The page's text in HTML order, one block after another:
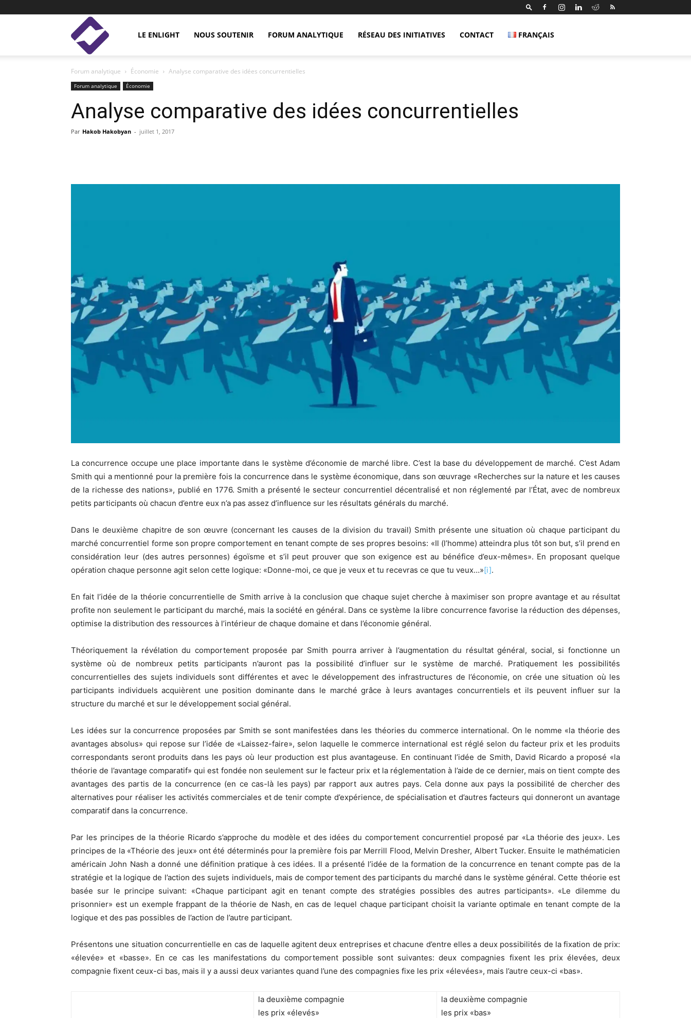
Enlight
Studies
LE ENLIGHT NOUS SOUTENIR FORUM ANALYTIQUE RÉSEAU DES INITIATIVES CONTACT FRANÇAIS
Forum analytique Économie Analyse comparative des idées concurrentielles
Forum analytique Économie
Analyse comparative des idées concurrentielles
Par Hakob Hakobyan - juillet 1, 2017
La concurrence occupe une place importante dans le système d’économie de marché libre. C’est la base du développement de marché. C’est Adam
Smith qui a mentionné pour la première fois la concurrence dans le système économique, dans son œuvrage «Recherches sur la nature et les causes
de la richesse des nations», publié en 1776. Smith a présenté le secteur concurrentiel décentralisé et non réglementé par l’État, avec de nombreux
petits participants où chacun d’entre eux n’a pas assez d’influence sur les résultats générals du marché.
Dans le deuxième chapitre de son œuvre (concernant les causes de la division du travail) Smith présente une situation où chaque participant du
marché concurrentiel forme son propre comportement en tenant compte de ses propres besoins: «Il (l’homme) atteindra plus tôt son but, s’il prend en
considération leur (des autres personnes) égoïsme et s’il peut prouver que son exigence est au bénéfice d’eux-mêmes». En proposant quelque
opération chaque personne agit selon cette logique: «Donne-moi, ce que je veux et tu recevras ce que tu veux…»[i].
En fait l’idée de la théorie concurrentielle de Smith arrive à la conclusion que chaque sujet cherche à maximiser son propre avantage et au résultat
profite non seulement le participant du marché, mais la société en général. Dans ce système la libre concurrence favorise la réduction des dépenses,
optimise la distribution des ressources à l’intérieur de chaque domaine et dans l’économie général.
Théoriquement la révélation du comportement proposée par Smith pourra arriver à l’augmentation du résultat général, social, si fonctionne un
système où de nombreux petits participants n’auront pas la possibilité d’influer sur le système de marché. Pratiquement les possibilités
concurrentielles des sujets individuels sont différentes et avec le développement des infrastructures de l’économie, on crée une situation où les
participants individuels acquièrent une position dominante dans le marché grâce à leurs avantages concurrentiels et ils peuvent influer sur la
structure du marché et sur le développement social général.
Les idées sur la concurrence proposées par Smith se sont manifestées dans les théories du commerce international. On le nomme «la théorie des
avantages absolus» qui repose sur l’idée de «Laissez-faire», selon laquelle le commerce international est réglé selon du facteur prix et les produits
correspondants seront produits dans les pays où leur production est plus avantageuse. En continuant l’idée de Smith, David Ricardo a proposé «la
théorie de l’avantage comparatif» qui est fondée non seulement sur le facteur prix et la réglementation à l’aide de ce dernier, mais on tient compte des
avantages des partis de la concurrence (en ce cas-là les pays) par rapport aux autres pays. Cela donne aux pays la possibilité de chercher des
alternatives pour réaliser les activités commerciales et de tenir compte d’expérience, de spécialisation et d’autres facteurs qui donneront un avantage
comparatif dans la concurrence.
Par les principes de la théorie Ricardo s’approche du modèle et des idées du comportement concurrentiel proposé par «La théorie des jeux». Les
principes de la «Théorie des jeux» ont été déterminés pour la première fois par Merrill Flood, Melvin Dresher, Albert Tucker. Ensuite le mathématicien
américain John Nash a donné une définition pratique à ces idées. Il a présenté l’idée de la formation de la concurrence en tenant compte pas de la
stratégie et la logique de l’action des sujets individuels, mais de comportement des participants du marché dans le système général. Cette théorie est
basée sur le principe suivant: «Chaque participant agit en tenant compte des stratégies possibles des autres participants». «Le dilemme du
prisonnier» est un exemple frappant de la théorie de Nash, en cas de lequel chaque participant choisit la variante optimale en tenant compte de la
logique et des pas possibles de l’action de l’autre participant.
Présentons une situation concurrentielle en cas de laquelle agitent deux entreprises et chacune d’entre elles a deux possibilités de la fixation de prix:
«élevée» et «basse». En ce cas les manifestations du comportement possible sont suivantes: deux compagnies fixent les prix élevées, deux
compagnie fixent ceux-ci bas, mais il y a aussi deux variantes quand l’une des compagnies fixe les prix «élevées», mais l’autre ceux-ci «bas».
la deuxième compagnie
les prix «élevés»
la deuxième compagnie
les prix «bas»